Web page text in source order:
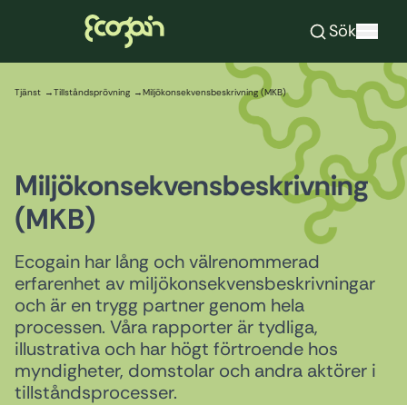
Hoppa till innehåll
Sök
Tjänst Tillståndsprövning Miljökonsekvensbeskrivning (MKB)
Miljökonsekvensbeskrivning
(MKB)
Ecogain har lång och välrenommerad
erfarenhet av miljökonsekvensbeskrivningar
och är en trygg partner genom hela
processen. Våra rapporter är tydliga,
illustrativa och har högt förtroende hos
myndigheter, domstolar och andra aktörer i
tillståndsprocesser.